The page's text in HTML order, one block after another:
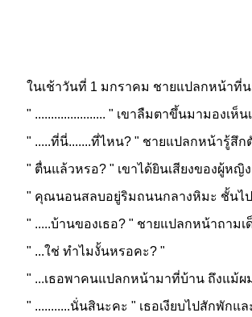
ในเช้าวันที่ 1 มกราคม ชายแปลกหน้า
" ...................... " เขาลืมตาขึ้นมามองเห็น
" .....ที่นี่.......ที่ไหน? " ชายแปลกหน้ารู้สึก
" ตื่นแล้วหรอ? " เขาได้ยินเสียงของผู้หญิง
" คุณนอนสลบอยู่ริมถนนกลางหิมะ ชั้นไปเจ
" .....บ้านของเธอ? " ชายแปลกหน้าถามเ
" ...ใช่ ทำไมงั้นหรอคะ? "
" ...เธอพาคนแปลกหน้ามาที่บ้าน ถึงแม้ผมจะ
" ...........นั่นสินะคะ " เธอเงียบไปสักพักแล